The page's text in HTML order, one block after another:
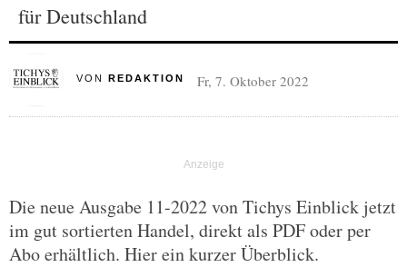
für Deutschland
VON REDAKTION Fr, 7. Oktober 2022
Die neue Ausgabe 11-2022 von Tichys Einblick jetzt
im gut sortierten Handel, direkt als PDF oder per
Abo erhältlich. Hier ein kurzer Überblick.